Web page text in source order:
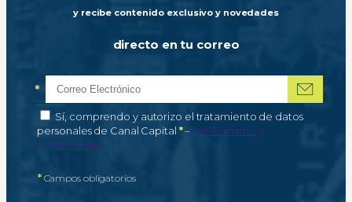
y recibe contenido exclusivo y novedades
directo en tu correo
Correo electrónico
*Campo obligatorio
Autorización de tratamiento de datos personales
Sí, comprendo y autorizo el tratamiento de datos
personales de Canal Capital *–Campo obligatorio
Ver Términos y
condiciones
*Campos obligatorios